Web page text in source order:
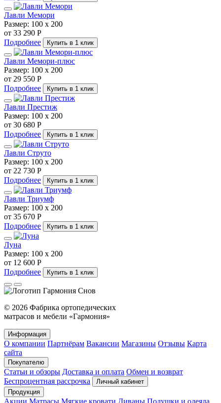
Лавли Мемори
Размер: 100 х 200
от 33 290 Р
Подробнее
Купить в 1 клик
Лавли Мемори-плюс
Размер: 100 х 200
от 29 550 Р
Подробнее
Купить в 1 клик
Лавли Престиж
Размер: 100 х 200
от 30 680 Р
Подробнее
Купить в 1 клик
Лавли Струто
Размер: 100 х 200
от 22 730 Р
Подробнее
Купить в 1 клик
Лавли Триумф
Размер: 100 х 200
от 35 670 Р
Подробнее
Купить в 1 клик
Луна
Размер: 100 х 200
от 12 600 Р
Подробнее
Купить в 1 клик
© 2026 Фабрика ортопедических
матрасов и мебели «Гармония»
Информация
О компании Партнёрам Вакансии Магазины Отзывы Карта
сайта
Покупателю
Статьи и обзоры Доставка и оплата Обмен и возврат
Беспроцентная рассрочка
Личный кабинет
Продукция